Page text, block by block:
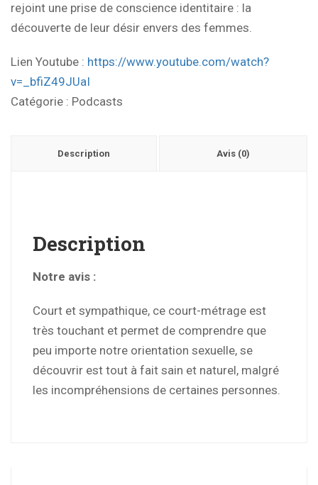
rejoint une prise de conscience identitaire : la
découverte de leur désir envers des femmes.
Lien Youtube : https://www.youtube.com/watch?
v=_bfiZ49JUaI
Catégorie : Podcasts
Description Avis (0)
Description
Notre avis :
Court et sympathique, ce court-métrage est
très touchant et permet de comprendre que
peu importe notre orientation sexuelle, se
découvrir est tout à fait sain et naturel, malgré
les incompréhensions de certaines personnes.